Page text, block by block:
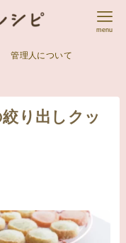
menu
管理人について
り出しクッ